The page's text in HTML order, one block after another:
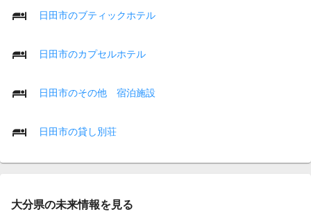
日田市のブティックホテル
日田市のカプセルホテル
日田市のその他 宿泊施設
日田市の貸し別荘
大分県の未来情報を見る